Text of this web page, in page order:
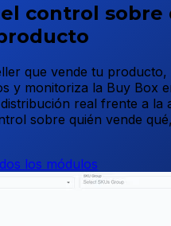
control sobre
que vende tu producto,
y monitoriza la Buy Box
real frente a la
sobre quién vende
los módulos